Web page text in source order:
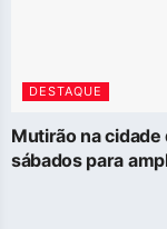
DESTAQUE
Mutirão na cidade
sábados para